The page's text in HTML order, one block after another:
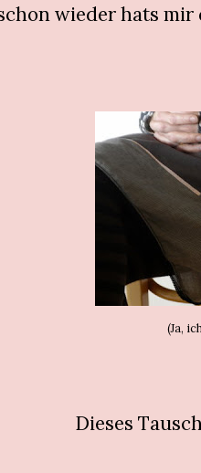
wieder hats mir
(Ja,
Dieses